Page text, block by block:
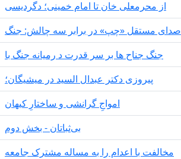
از محرمعلی خان تا امام خمینی؛ دگردیسی
صدای مستقل «چپ» در برابر سه چالش: جنگ
جنگ جناح ها بر سر قدرت د رمیانە جنگ با
پیروزی دکتر عبدال السید در میشیگان؛
‌امواجِ گرانشی و ساختارِ کیهان
بی‌ثباتان - بخش دوم
مخالفت با اعدام را به مساله مشترک جامعه